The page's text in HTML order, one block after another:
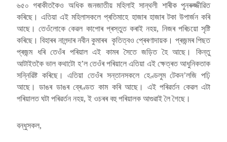
৬৫০ গৰাকীতকৈও অধিক জনজাতীয় মহিলাই সান্থলী শাৰীক পুনৰুজ্জীৱিত
কৰিছে। এতিয়া এই মহিলাসকলে প্ৰতিমাহে হাজাৰ হাজাৰ টকা উপাৰ্জন কৰি
আছে। তেওঁলোকে কেৱল কাপোৰ প্ৰস্তুত কৰাই নহয়, নিজৰ পৰিচয়ো সৃষ্টি
কৰিছে। বিহাৰৰ নালন্দাৰ নবীন কুমাৰৰ কৃতিত্বও প্ৰেৰণাদায়ক। প্ৰজন্মৰ পিছত
প্ৰজন্ম ধৰি তেওঁৰ পৰিয়াল এই কামৰ সৈতে জড়িত হৈ আছে। কিন্তু
আটাইতকৈ ভাল কথাটো হ’ল তেওঁৰ পৰিয়ালে এতিয়া এই ক্ষেত্ৰত আধুনিকতাক
সন্নিৱিষ্ট কৰিছে। এতিয়া তেওঁৰ সন্তানসকলে হেণ্ডলুম টেকন’লজি পঢ়ি
আছে। ডাঙৰ ডাঙৰ ব্ৰেণ্ডত কাম কৰি আছে। এই পৰিৱৰ্তন কেৱল এটা
পৰিয়ালত ঘটা পৰিৱৰ্তন নহয়, ই ওচৰৰ বহু পৰিয়ালক আগুৱাই লৈ গৈছে।
বন্ধুসকল,